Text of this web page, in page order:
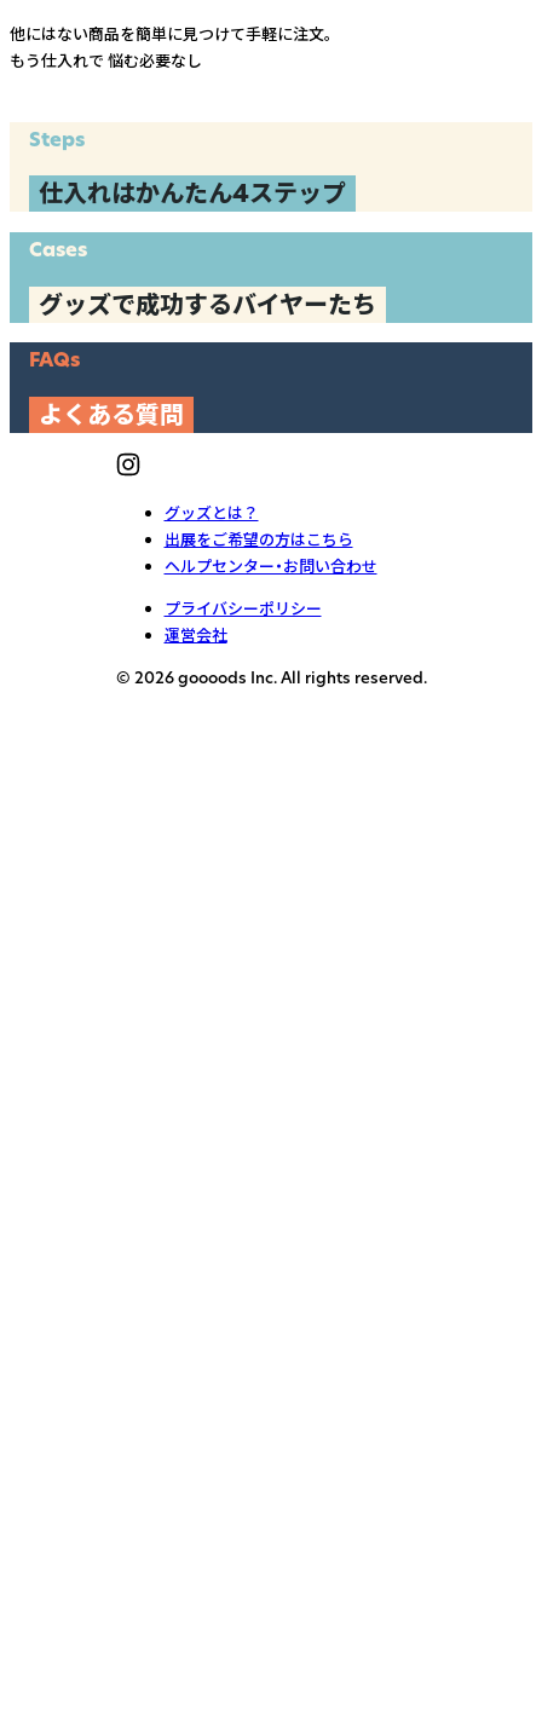
他にはない商品を簡単に見つけて手軽に注文。
もう仕入れで 悩む必要なし
Steps
仕入れはかんたん4ステップ
Cases
グッズで成功するバイヤーたち
FAQs
よくある質問
グッズとは？
出展をご希望の方はこちら
ヘルプセンター・お問い合わせ
プライバシーポリシー
運営会社
© 2026 goooods Inc. All rights reserved.